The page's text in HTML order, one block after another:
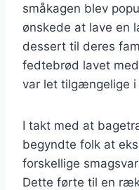
småkagen blev
ønskede at lave en
dessert til deres
fedtebrød lavet
var let tilgængelige i
I takt med at
begyndte folk at
forskellige
Dette førte til en